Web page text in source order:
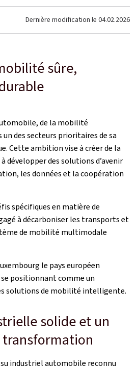
Dernière modification le 04.02.2026
sûre,
de la mobilité
des secteurs prioritaires de sa
Cette ambition vise à créer de la
développer des solutions d’avenir
les données et la coopération
spécifiques en matière de
à décarboniser les transports et
de mobilité multimodale
le pays européen
positionnant comme un
solutions de mobilité intelligente.
solide et un
transformation
industriel automobile reconnu